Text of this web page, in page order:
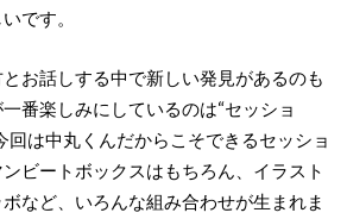
です。
お話しする中で新しい発見があるのも
番楽しみにしているのは“セッショ
回は中丸くんだからこそできるセッショ
ビートボックスはもちろん、イラスト
など、いろんな組み合わせが生まれま